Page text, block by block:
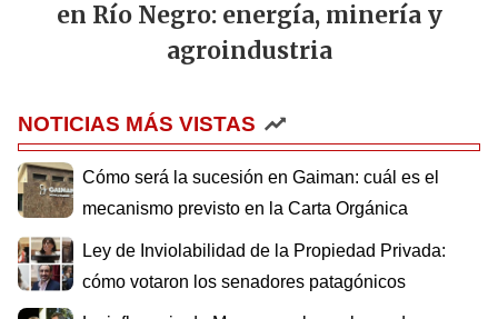
en Río Negro: energía, minería y
agroindustria
NOTICIAS MÁS VISTAS
Cómo será la sucesión en Gaiman: cuál es el
mecanismo previsto en la Carta Orgánica
Ley de Inviolabilidad de la Propiedad Privada:
cómo votaron los senadores patagónicos